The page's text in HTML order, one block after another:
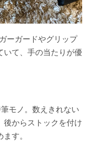
ーガードやグリップ
いて、手の当たりが優
モノ。数えきれない
後からストックを付け
す。